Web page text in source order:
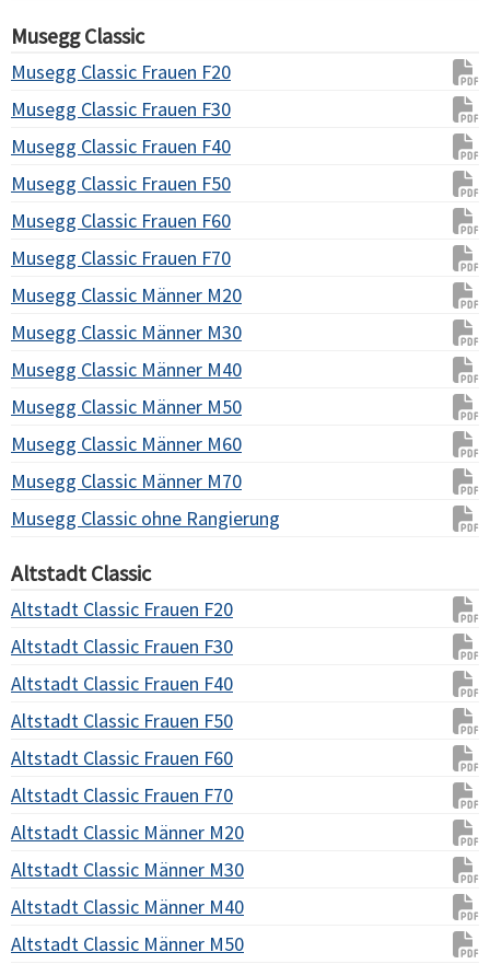
Musegg Classic
Musegg Classic Frauen F20
Musegg Classic Frauen F30
Musegg Classic Frauen F40
Musegg Classic Frauen F50
Musegg Classic Frauen F60
Musegg Classic Frauen F70
Musegg Classic Männer M20
Musegg Classic Männer M30
Musegg Classic Männer M40
Musegg Classic Männer M50
Musegg Classic Männer M60
Musegg Classic Männer M70
Musegg Classic ohne Rangierung
Altstadt Classic
Altstadt Classic Frauen F20
Altstadt Classic Frauen F30
Altstadt Classic Frauen F40
Altstadt Classic Frauen F50
Altstadt Classic Frauen F60
Altstadt Classic Frauen F70
Altstadt Classic Männer M20
Altstadt Classic Männer M30
Altstadt Classic Männer M40
Altstadt Classic Männer M50